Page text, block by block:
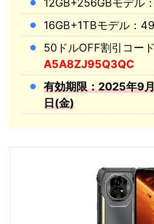
16GB+1TBモデル：
50ドルOFF割引コード
A5A8ZJ95Q3QC
有効期限：2025年9
日(金)